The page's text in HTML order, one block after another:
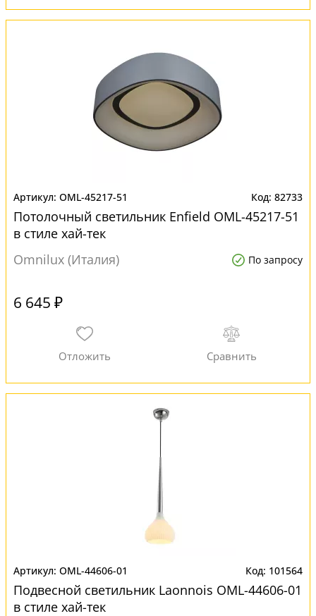
OML-45217-51 82733
Потолочный светильник Enfield OML-45217-51
в стиле хай-тек
Omnilux (Италия)
По запросу
6 645 ₽
OML-44606-01 101564
Подвесной светильник Laonnois OML-44606-01
в стиле хай-тек